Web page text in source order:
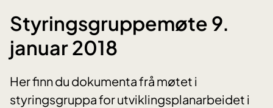
Styringsgruppemøte 9.
januar 2018
Her finn du dokumenta frå møtet i
styringsgruppa for utviklingsplanarbeidet i